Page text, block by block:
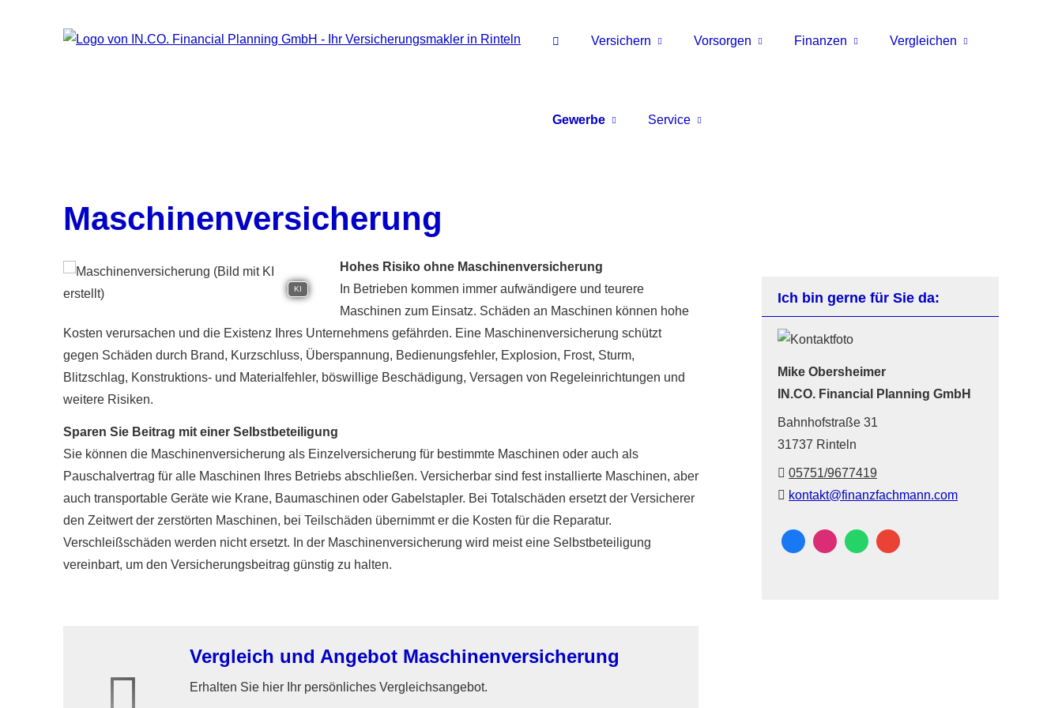
Versichern Vorsorgen Finanzen Vergleichen
Gewerbe Service
Ich bin gerne für Sie da:
Mike Obersheimer
IN.CO. Financial Planning GmbH
Bahnhofstraße 31
31737 Rinteln
05751/9677419
kontakt@finanzfachmann.com
Maschinenversicherung
KI
Hohes Risiko ohne Maschinenversicherung
In Betrieben kommen immer aufwändigere und teurere
Maschinen zum Einsatz. Schäden an Maschinen können hohe
Kosten verursachen und die Existenz Ihres Unternehmens gefährden. Eine Maschinenversicherung schützt
gegen Schäden durch Brand, Kurzschluss, Überspannung, Bedienungsfehler, Explosion, Frost, Sturm,
Blitzschlag, Konstruktions- und Materialfehler, böswillige Beschädigung, Versagen von Regeleinrichtungen und
weitere Risiken.
Sparen Sie Beitrag mit einer Selbstbeteiligung
Sie können die Maschinenversicherung als Einzelversicherung für bestimmte Maschinen oder auch als
Pauschalvertrag für alle Maschinen Ihres Betriebs abschließen. Versicherbar sind fest installierte Maschinen, aber
auch transportable Geräte wie Krane, Baumaschinen oder Gabelstapler. Bei Totalschäden ersetzt der Versicherer
den Zeitwert der zerstörten Maschinen, bei Teilschäden übernimmt er die Kosten für die Reparatur.
Verschleißschäden werden nicht ersetzt. In der Maschinenversicherung wird meist eine Selbstbeteiligung
vereinbart, um den Versicherungsbeitrag günstig zu halten.
Vergleich und Angebot Maschinenversicherung
Erhalten Sie hier Ihr persönliches Vergleichsangebot.